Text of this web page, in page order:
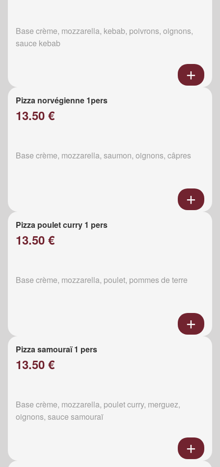
Base crème, mozzarella, kebab, poivrons, oignons,
sauce kebab
Pizza norvégienne 1pers
13.50 €
Base crème, mozzarella, saumon, oignons, câpres
Pizza poulet curry 1 pers
13.50 €
Base crème, mozzarella, poulet, pommes de terre
Pizza samouraï 1 pers
13.50 €
Base crème, mozzarella, poulet curry, merguez,
oignons, sauce samouraï